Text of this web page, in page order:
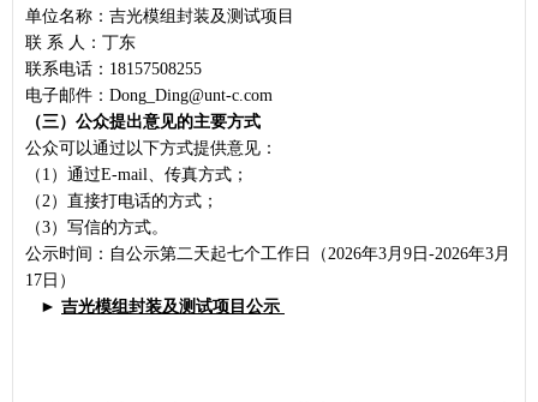
单位名称：吉光模组封装及测试项目
联 系 人：丁东
联系电话：18157508255
电子邮件：Dong_Ding@unt-c.com
（三）公众提出意见的主要方式
公众可以通过以下方式提供意见：
（1）通过E-mail、传真方式；
（2）直接打电话的方式；
（3）写信的方式。
公示时间：自公示第二天起七个工作日（2026年3月9日-2026年3月
17日）
► 吉光模组封装及测试项目 公示